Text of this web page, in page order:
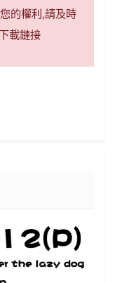
的權利,請及時
載鏈接